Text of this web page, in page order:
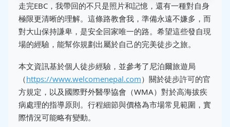
走完EBC，我帶回的不只是照片和記憶，還有一種對自身
極限更清晰的理解。這條路教會我，準備永遠不嫌多，而
對大山保持謙卑，是安全回家唯一的路。希望這些發自現
場的經驗，能幫你規劃出屬於自己的完美徒步之旅。
本文資訊基於個人徒步經驗，並參考了尼泊爾旅遊局
（https://www.welcomenepal.com）關於徒步許可的官
方規定，以及國際野外醫學協會（WMA）對於高海拔疾
病處理的指導原則。行程細節與價格為市場常見範圍，實
際情況可能略有變動。